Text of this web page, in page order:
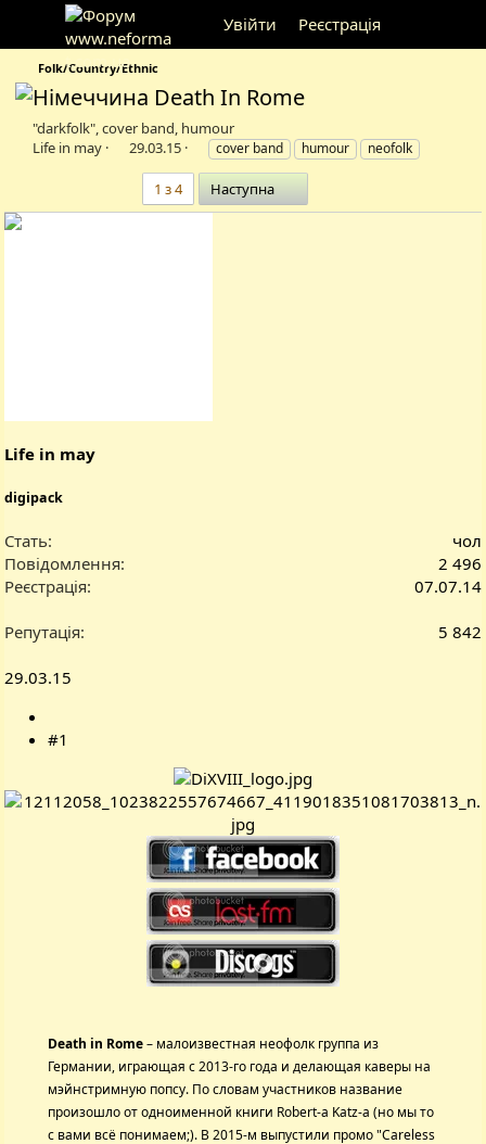
Увійти Реєстрація
Folk/Country/Ethnic
Death In Rome
"darkfolk", cover band, humour
АLife in may
Д
29.03.15
Т
е
г
и
cover band humour neofolk
1 з 4 Наступна
Life in may
digipack
Стать
чол
Повідомлення
2 496
Реєстрація
07.07.14
Репутація 5 842
29.03.15
#1
Death in Rome– малоизвестная неофолк группа из
Германии, играющая с 2013-го года и делающая каверы на
мэйнстримную попсу. По словам участников название
произошло от одноименной книги Robert-а Katz-а (но мы то
с вами всё понимаем;). В 2015-м выпустили промо "Careless